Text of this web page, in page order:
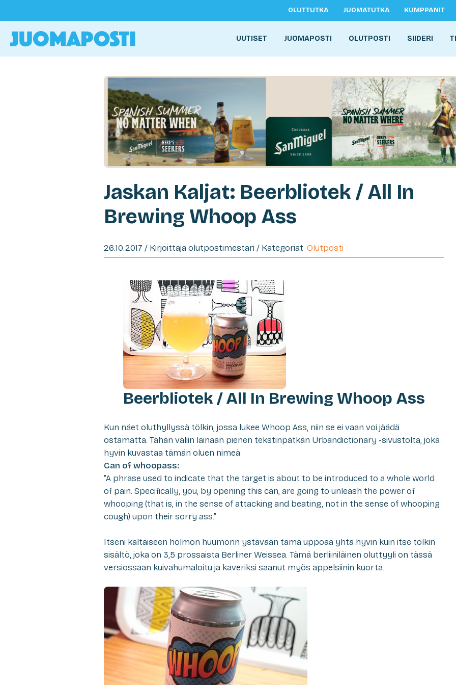
OLUTTUTKA JUOMATUTKA KUMPPANIT
UUTISET JUOMAPOSTI OLUTPOSTI SIIDERI
Jaskan Kaljat: Beerbliotek / All In
Brewing Whoop Ass
26.10.2017 / Kirjoittaja olutpostimestari / Kategoriat: Olutposti
Beerbliotek / All In Brewing Whoop Ass
Kun näet oluthyllyssä tölkin, jossa lukee Whoop Ass, niin se ei vaan voi jäädä
ostamatta. Tähän väliin lainaan pienen tekstinpätkän Urbandictionary -sivustolta, joka
hyvin kuvastaa tämän oluen nimeä:
Can of whoopass:
”A phrase used to indicate that the target is about to be introduced to a whole world
of pain. Specifically, you, by opening this can, are going to unleash the power of
whooping (that is, in the sense of attacking and beating, not in the sense of whooping
cough) upon their sorry ass.”
Itseni kaltaiseen hölmön huumorin ystävään tämä uppoaa yhtä hyvin kuin itse tölkin
sisältö, joka on 3,5 prossaista Berliner Weissea. Tämä berliiniläinen oluttyyli on tässä
versiossaan kuivahumaloitu ja kaveriksi saanut myös appelsiinin kuorta.